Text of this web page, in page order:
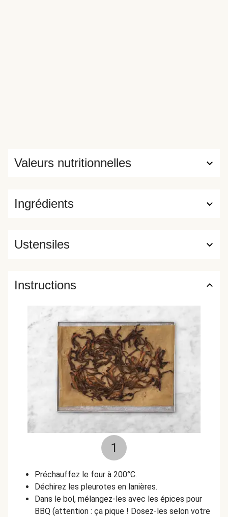
Ingrédients
Valeurs nutritionnelles
Ustensiles
Instructions
1
Préchauffez le four à 200°C.
Déchirez les pleurotes en lanières.
Dans le bol, mélangez-les avec les épices pour
BBQ (attention : ça pique ! Dosez-les selon votre